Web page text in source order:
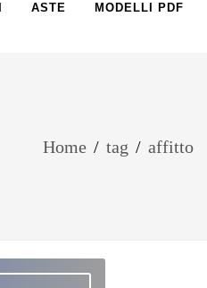
ASTE MODELLI PDF
Home / tag / affitto